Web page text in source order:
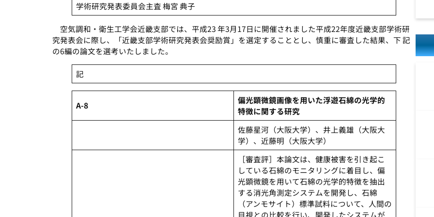
学術研究発表委員会主査 梅宮 典子
空気調和・衛生工学会近畿支部では、平成23 年3月17日に開催されました平成22年度近畿支部学術研
究発表会に際し、「近畿支部学術研究発表会奨励賞」を選定することとし、慎重に審査した結果、下 記
の6編の論文を選考いたしました。
記
A-8
偏光顕微鏡画像を用いた浮遊石綿の光学的
特徴に関する研究
佐藤星河（大阪大学）、井上義雄（大阪大
学）、近藤明（大阪大学）
［審査評］本論文は、健康被害を引き起こ
している石綿のモニタリングに着目し、偏
光顕微鏡を用いて石綿の光学的特徴を抽出
する消光角測定システムを開発し、石綿
（アンモサイト）標準試料について、人間の
目視との比較を行い、開発したシステムが